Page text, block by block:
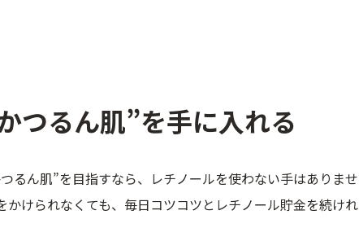
つるん肌”を手に入れる
るん肌”を目指すなら、レチノールを使わない手はありませ
けられなくても、毎日コツコツとレチノール貯金を続けれ